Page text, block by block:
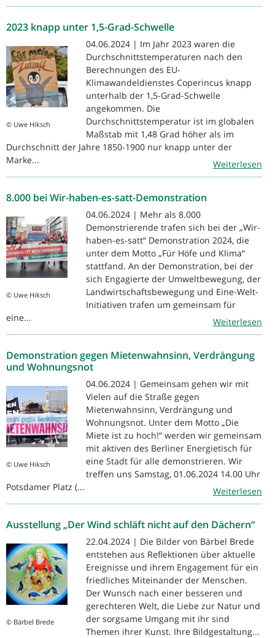
2023 knapp unter 1,5-Grad-Schwelle
© Uwe Hiksch
04.06.2024 | Im Jahr 2023 waren die
Durchschnittstemperaturen nach den
Berechnungen des EU-
Klimawandeldienstes Coperincus knapp
unterhalb der 1,5-Grad-Schwelle
angekommen. Die
Durchschnittstemperatur ist im globalen
Maßstab mit 1,48 Grad höher als im
Durchschnitt der Jahre 1850-1900 nur knapp unter der
Marke...
Weiterlesen
8.000 bei Wir-haben-es-satt-Demonstration
© Uwe Hiksch
04.06.2024 | Mehr als 8.000
Demonstrierende trafen sich bei der „Wir-
haben-es-satt“ Demonstration 2024, die
unter dem Motto „Für Höfe und Klima“
stattfand. An der Demonstration, bei der
sich Engagierte der Umweltbewegung, der
Landwirtschaftsbewegung und Eine-Welt-
Initiativen trafen um gemeinsam für
eine...
Weiterlesen
Demonstration gegen Mietenwahnsinn, Verdrängung
und Wohnungsnot
© Uwe Hiksch
04.06.2024 | Gemeinsam gehen wir mit
Vielen auf die Straße gegen
Mietenwahnsinn, Verdrängung und
Wohnungsnot. Unter dem Motto „Die
Miete ist zu hoch!“ werden wir gemeinsam
mit aktiven des Berliner Energietisch für
eine Stadt für alle demonstrieren. Wir
treffen uns Samstag, 01.06.2024 14.00 Uhr
Potsdamer Platz (...
Weiterlesen
Ausstellung „Der Wind schläft nicht auf den Dächern“
© Bärbel Brede
22.04.2024 | Die Bilder von Bärbel Brede
entstehen aus Reflektionen über aktuelle
Ereignisse und ihrem Engagement für ein
friedliches Miteinander der Menschen.
Der Wunsch nach einer besseren und
gerechteren Welt, die Liebe zur Natur und
der sorgsame Umgang mit ihr sind
Themen ihrer Kunst. Ihre Bildgestaltung...